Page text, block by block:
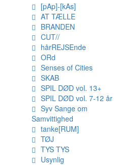
[pAp]-[kAs]
AT TÆLLE
BRANDEN
CUT//
hårREJSEnde
ORd
Senses of Cities
SKAB
SPIL DØD vol. 13+
SPIL DØD vol. 7-12 år
Syv Sange om
Samvittighed
tanke[RUM]
TØJ
TYS TYS
Usynlig